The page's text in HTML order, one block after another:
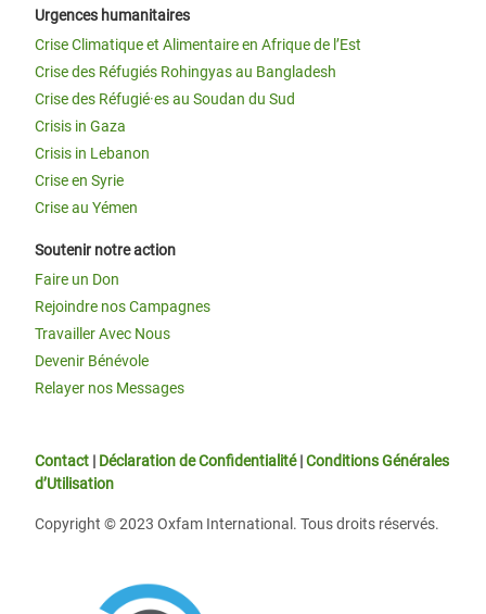
Urgences humanitaires
Crise Climatique et Alimentaire en Afrique de l’Est
Crise des Réfugiés Rohingyas au Bangladesh
Crise des Réfugié·es au Soudan du Sud
Crisis in Gaza
Crisis in Lebanon
Crise en Syrie
Crise au Yémen
Soutenir notre action
Faire un Don
Rejoindre nos Campagnes
Travailler Avec Nous
Devenir Bénévole
Relayer nos Messages
Contact | Déclaration de Confidentialité|Conditions Générales
d’Utilisation
Copyright © 2023 Oxfam International. Tous droits réservés.